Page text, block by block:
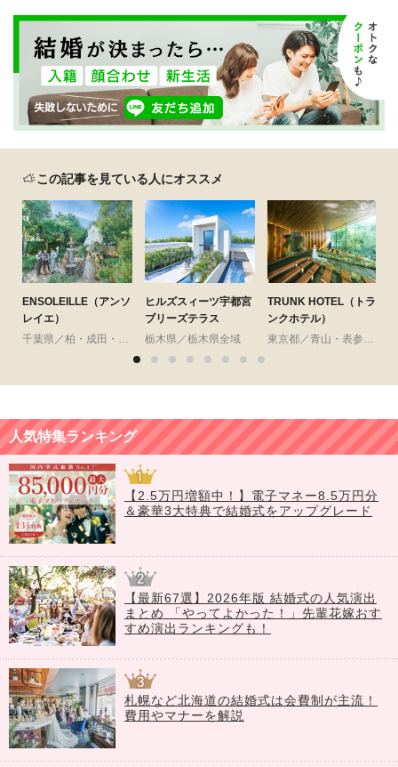
この記事を見ている人にオススメ
ENSOLEILLE（アンソ
レイエ）
千葉県／柏・成田・房総・その他
ヒルズスィーツ宇都宮
ブリーズテラス
栃木県／栃木県全域
TRUNK HOTEL（トラ
ンクホテル）
東京都／青山・表参道・渋谷・原宿
人気特集ランキング
【2.5万円増額中！】電子マネー8.5万円分
＆豪華3大特典で結婚式をアップグレード
【最新67選】2026年版 結婚式の人気演出
まとめ 「やってよかった！」先輩花嫁おす
すめ演出ランキングも！
札幌など北海道の結婚式は会費制が主流！
費用やマナーを解説